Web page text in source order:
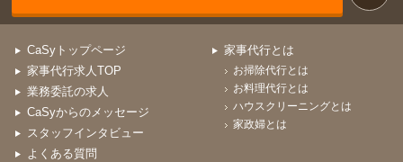
CaSyトップページ
家事代行求人TOP
業務委託の求人
CaSyからのメッセージ
スタッフインタビュー
よくある質問
家事代行とは
お掃除代行とは
お料理代行とは
ハウスクリーニングとは
家政婦とは